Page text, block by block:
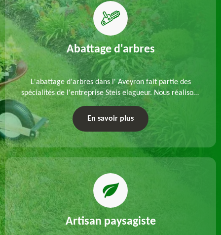
Abattage d'arbres
L'abattage d'arbres dans l' Aveyron fait partie des
spécialités de l'entreprise Steis elagueur. Nous réalisons
un abattage direct ou par démontage, tenant compte
des particularités du site et des végétaux.
En savoir plus
Artisan paysagiste